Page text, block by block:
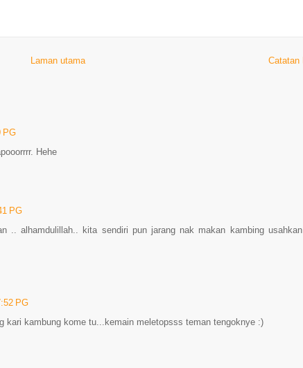
Catatan
Laman utama
PG
Hehe
PG
.. alhamdulillah.. kita sendiri pun jarang nak makan kambing
PG
kari kambung kome tu...kemain meletopsss teman tengoknye :)